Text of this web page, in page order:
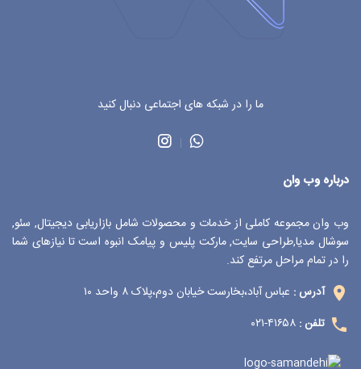
درباره وب وان
وب وان مجموعه کاملی از خدمات و محصولات شامل بازاریابی دیجیتال, سئو,
سوشال مدیا,طراحی سایت, مارکت پلیس و پیامک انبوه است تا نیازهای شما
را در تمام مراحل مرتفع کند.
آدرس : عباس آباد،بخارست خیابان دوم،پلاک ۸ واحد ۱۰
تلفن : ۴۱۶۵۸-۰۲۱
ما را در شبکه های اجتماعی دنبال کنید